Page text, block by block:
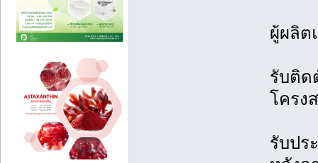
ผู้ผลิต
รับติด
โครง
รับปร